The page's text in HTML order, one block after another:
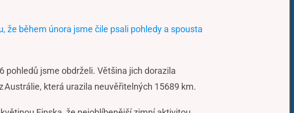
že během února jsme čile psali pohledy a spousta
pohledů jsme obdrželi. Většina jich dorazila
Austrálie, která urazila neuvěřitelných 15689 km.